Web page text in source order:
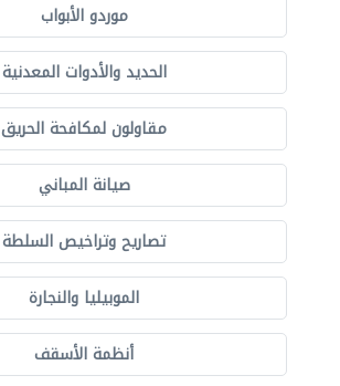
موردو الأبواب
الحديد والأدوات المعدنية
مقاولون لمكافحة الحريق
صيانة المباني
تصاريح وتراخيص السلطة
الموبيليا والنجارة
أنظمة الأسقف